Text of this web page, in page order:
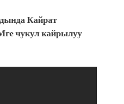
Кайрат
чукул кайрылуу